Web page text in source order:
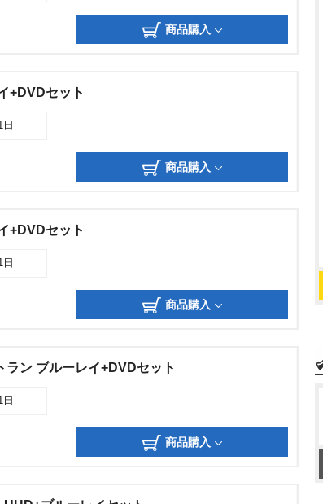
商品購入
+DVDセット
商品購入
+DVDセット
商品購入
ラン ブルーレイ+DVDセット
商品購入